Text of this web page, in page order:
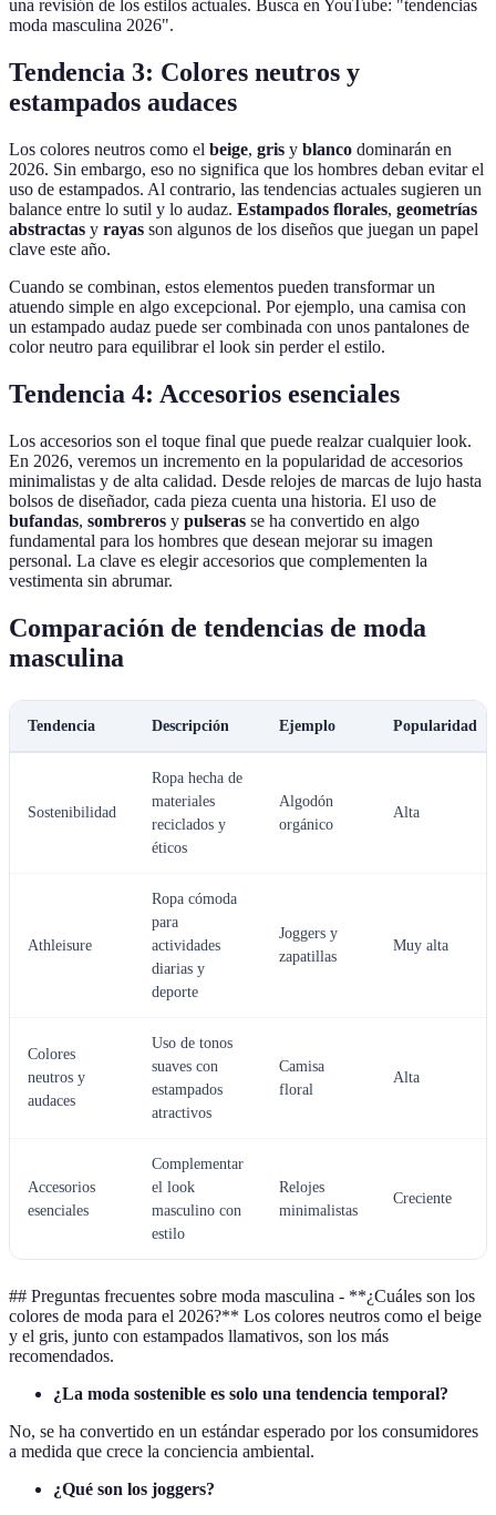
una revisión de los estilos actuales. Busca en YouTube: "tendencias
moda masculina 2026".
Tendencia 3: Colores neutros y
estampados audaces
Los colores neutros como el beige, gris y blanco dominarán en
2026. Sin embargo, eso no significa que los hombres deban evitar el
uso de estampados. Al contrario, las tendencias actuales sugieren un
balance entre lo sutil y lo audaz. Estampados florales, geometrías
abstractas y rayas son algunos de los diseños que juegan un papel
clave este año.
Cuando se combinan, estos elementos pueden transformar un
atuendo simple en algo excepcional. Por ejemplo, una camisa con
un estampado audaz puede ser combinada con unos pantalones de
color neutro para equilibrar el look sin perder el estilo.
Tendencia 4: Accesorios esenciales
Los accesorios son el toque final que puede realzar cualquier look.
En 2026, veremos un incremento en la popularidad de accesorios
minimalistas y de alta calidad. Desde relojes de marcas de lujo hasta
bolsos de diseñador, cada pieza cuenta una historia. El uso de
bufandas, sombreros y pulseras se ha convertido en algo
fundamental para los hombres que desean mejorar su imagen
personal. La clave es elegir accesorios que complementen la
vestimenta sin abrumar.
Comparación de tendencias de moda
masculina
Tendencia Descripción Ejemplo Popularidad
Sostenibilidad
Ropa hecha de
materiales
reciclados y
éticos
Algodón
orgánico
Alta
Athleisure
Ropa cómoda
para
actividades
diarias y
deporte
Joggers y
zapatillas
Muy alta
Colores
neutros y
audaces
Uso de tonos
suaves con
estampados
atractivos
Camisa
floral
Alta
Accesorios
esenciales
Complementar
el look
masculino con
estilo
Relojes
minimalistas
Creciente
## Preguntas frecuentes sobre moda masculina - **¿Cuáles son los
colores de moda para el 2026?** Los colores neutros como el beige
y el gris, junto con estampados llamativos, son los más
recomendados.
¿La moda sostenible es solo una tendencia temporal?
No, se ha convertido en un estándar esperado por los consumidores
a medida que crece la conciencia ambiental.
¿Qué son los joggers?